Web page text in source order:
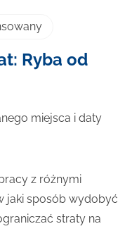
Ryba od
z różnymi
jaki sposób wydobyć
straty na
miejsca i daty